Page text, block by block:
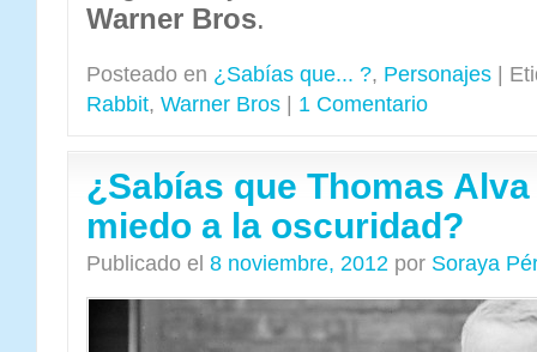
Warner Bros.
Posteado en ¿Sabías que... ?, Personajes
Rabbit, Warner Bros 1 Comentario
¿Sabías que Thomas
miedo a la oscuridad?
Publicado el 8 noviembre, 2012 por Soraya